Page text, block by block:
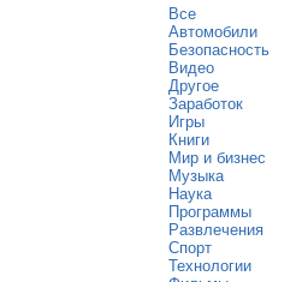
Все
Автомобили
Безопасность
Видео
Другое
Заработок
Игры
Книги
Мир и бизнес
Музыка
Наука
Программы
Развлечения
Спорт
Технологии